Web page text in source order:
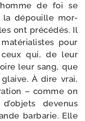
de foi se
la dépouille mor­
ont pré­cé­dés. Il
pour
qui, de leur
leur sang, que
À dire vrai,
– comme on
deve­nus
bar­ba­rie. Elle